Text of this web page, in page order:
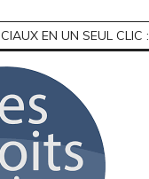
EN UN SEUL CLIC :